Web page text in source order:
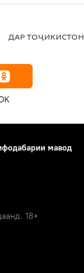
ДАР ТОҶИКИСТОН
мавод
18+